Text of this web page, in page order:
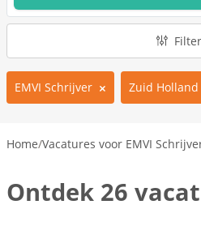
EMVI Schrijver Zuid Holland
Home/Vacatures voor EMVI
Ontdek 26